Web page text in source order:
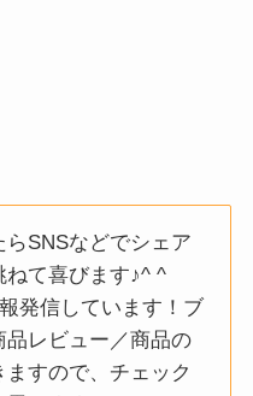
SNSなどでシェア
ねて喜びます♪^ ^
発信しています！ブ
品レビュー／商品の
すので、チェック